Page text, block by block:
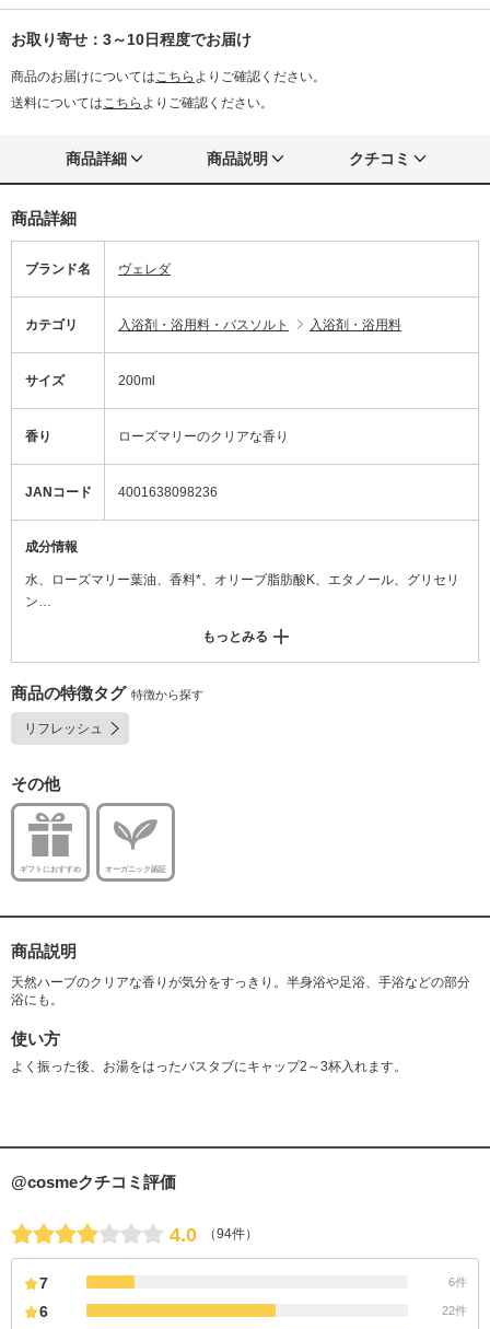
お取り寄せ：3～10日程度でお届け
商品のお届けについては こちら よりご確認ください。
送料については こちら よりご確認ください。
商品詳細 商品説明 クチコミ
商品詳細
ブランド名 ヴェレダ
カテゴリ 入浴剤・浴用料・バスソルト 入浴剤・浴用料
サイズ 200ml
香り ローズマリーのクリアな香り
JANコード 4001638098236
成分情報
水、ローズマリー葉油、香料*、オリーブ脂肪酸K、エタノール、グリセリ
ン
もっとみる
商品の特徴タグ 特徴から探す
リフレッシュ
その他
ギフトにおすすめ オーガニック認証
商品説明
天然ハーブのクリアな香りが気分をすっきり。半身浴や足浴、手浴などの部分
浴にも。
使い方
よく振った後、お湯をはったバスタブにキャップ2～3杯入れます。
@cosmeクチコミ評価
4.0 （94件）
7 6件
6 22件